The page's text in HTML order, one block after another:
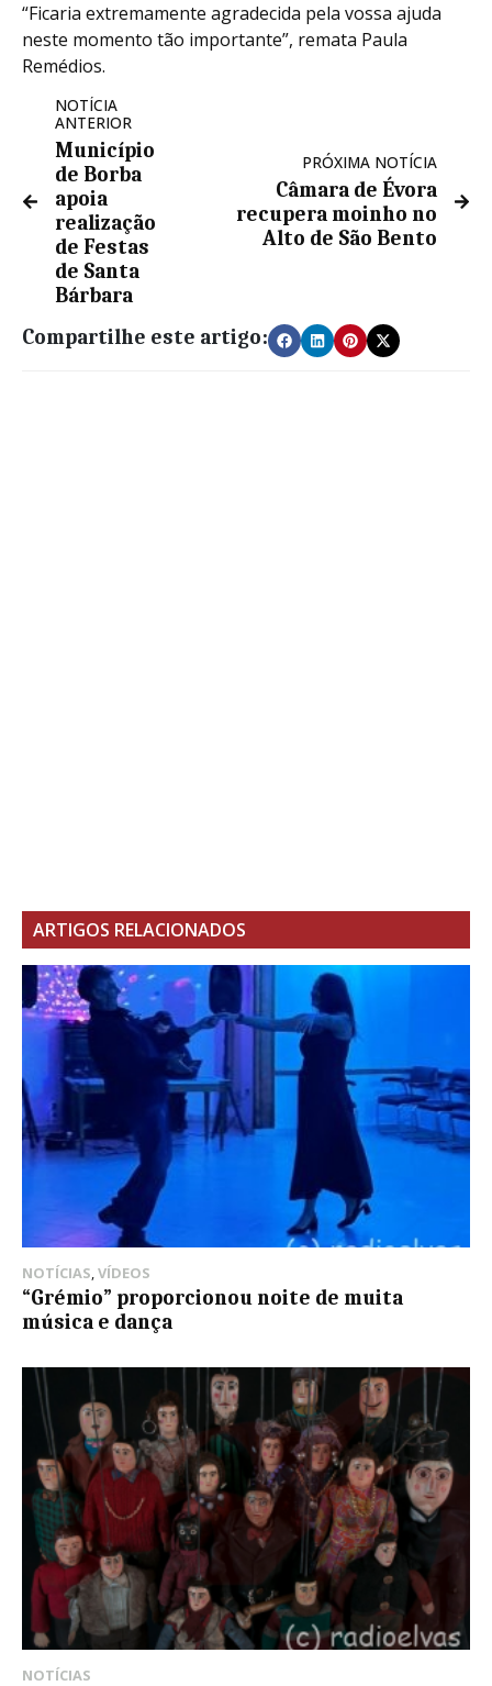
“Ficaria extremamente agradecida pela vossa ajuda
neste momento tão importante”, remata Paula
Remédios.
NOTÍCIA
ANTERIOR
Município
de Borba
apoia
realização
de Festas
de Santa
Bárbara
PRÓXIMA NOTÍCIA
Câmara de Évora
recupera moinho no
Alto de São Bento
Compartilhe este artigo:
ARTIGOS RELACIONADOS
NOTÍCIAS VÍDEOS
“Grémio” proporcionou noite de muita
música e dança
NOTÍCIAS